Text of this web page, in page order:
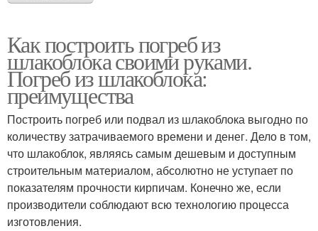
Как построить погреб из
шлакоблока своими руками.
Погреб из шлакоблока:
преимущества
Построить погреб или подвал из шлакоблока выгодно по
количеству затрачиваемого времени и денег. Дело в том,
что шлакоблок, являясь самым дешевым и доступным
строительным материалом, абсолютно не уступает по
показателям прочности кирпичам. Конечно же, если
производители соблюдают всю технологию процесса
изготовления.